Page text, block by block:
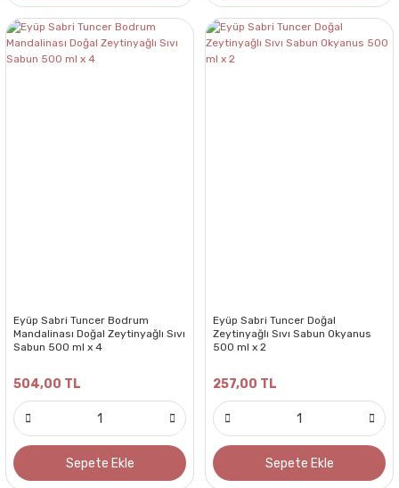
Eyüp Sabri Tuncer Bodrum
Mandalinası Doğal Zeytinyağlı Sıvı
Sabun 500 ml x 4
504,00 TL
Sepete Ekle
Eyüp Sabri Tuncer Doğal
Zeytinyağlı Sıvı Sabun Okyanus
500 ml x 2
257,00 TL
Sepete Ekle